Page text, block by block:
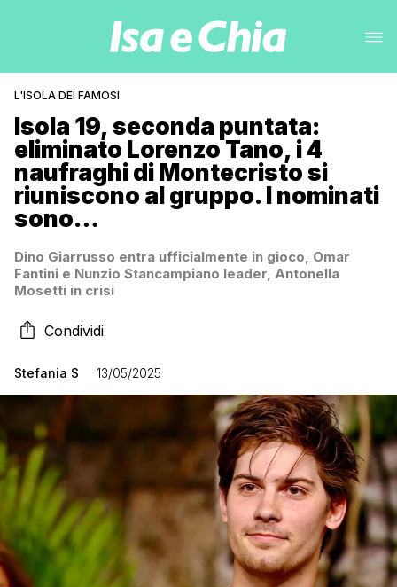
L'ISOLA DEI FAMOSI
Isola 19, seconda puntata:
eliminato Lorenzo Tano, i 4
naufraghi di Montecristo si
riuniscono al gruppo. I nominati
sono…
Dino Giarrusso entra ufficialmente in gioco, Omar
Fantini e Nunzio Stancampiano leader, Antonella
Mosetti in crisi
Condividi
Stefania S 13/05/2025